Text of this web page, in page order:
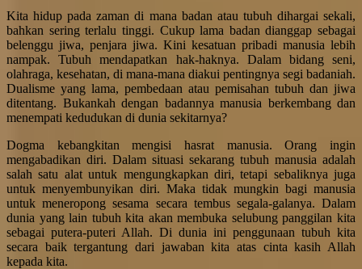
Kita hidup pada zaman di mana badan atau tubuh dihargai sekali,
bahkan sering terlalu tinggi. Cukup lama badan dianggap sebagai
belenggu jiwa, penjara jiwa. Kini kesatuan pribadi manusia lebih
nampak. Tubuh mendapatkan hak-haknya. Dalam bidang seni,
olahraga, kesehatan, di mana-mana diakui pentingnya segi badaniah.
Dualisme yang lama, pembedaan atau pemisahan tubuh dan jiwa
ditentang. Bukankah dengan badannya manusia berkembang dan
menempati kedudukan di dunia sekitarnya?
Dogma kebangkitan mengisi hasrat manusia. Orang ingin
mengabadikan diri. Dalam situasi sekarang tubuh manusia adalah
salah satu alat untuk mengungkapkan diri, tetapi sebaliknya juga
untuk menyembunyikan diri. Maka tidak mungkin bagi manusia
untuk meneropong sesama secara tembus segala-galanya. Dalam
dunia yang lain tubuh kita akan membuka selubung panggilan kita
sebagai putera-puteri Allah. Di dunia ini penggunaan tubuh kita
secara baik tergantung dari jawaban kita atas cinta kasih Allah
kepada kita.